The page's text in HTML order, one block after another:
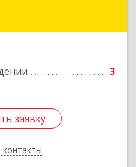
3
заявку
контакты
заявку